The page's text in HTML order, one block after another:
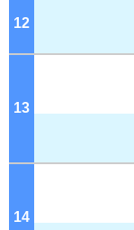
12
13
14